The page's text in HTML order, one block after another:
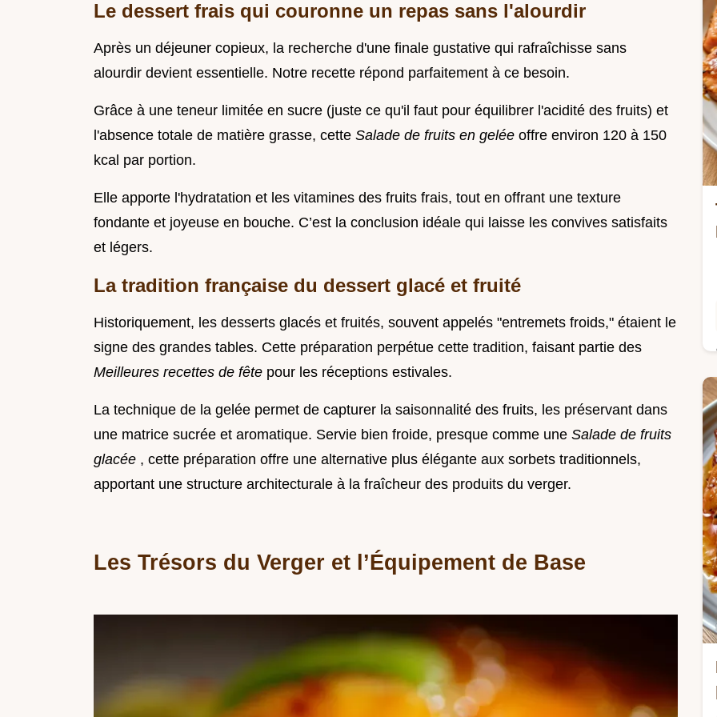
Le dessert frais qui couronne un repas sans l'alourdir
Après un déjeuner copieux, la recherche d'une finale gustative qui rafraîchisse sans
alourdir devient essentielle. Notre recette répond parfaitement à ce besoin.
Grâce à une teneur limitée en sucre (juste ce qu'il faut pour équilibrer l'acidité des fruits) et
l'absence totale de matière grasse, cette Salade de fruits en gelée offre environ 120 à 150
kcal par portion.
Elle apporte l'hydratation et les vitamines des fruits frais, tout en offrant une texture
fondante et joyeuse en bouche. C’est la conclusion idéale qui laisse les convives satisfaits
et légers.
La tradition française du dessert glacé et fruité
Historiquement, les desserts glacés et fruités, souvent appelés "entremets froids," étaient le
signe des grandes tables. Cette préparation perpétue cette tradition, faisant partie des
Meilleures recettes de fête pour les réceptions estivales.
La technique de la gelée permet de capturer la saisonnalité des fruits, les préservant dans
une matrice sucrée et aromatique. Servie bien froide, presque comme une Salade de fruits
glacée , cette préparation offre une alternative plus élégante aux sorbets traditionnels,
apportant une structure architecturale à la fraîcheur des produits du verger.
Les Trésors du Verger et l’Équipement de Base